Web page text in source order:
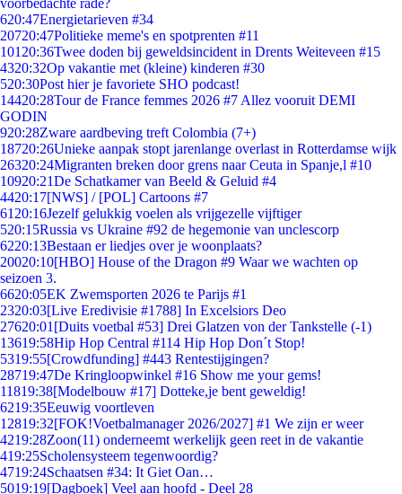
voorbedachte rade?
620:47Energietarieven #34
20720:47Politieke meme's en spotprenten #11
101 20:36Twee doden bij geweldsincident in Drents Weiteveen #15
4320:32Op vakantie met (kleine) kinderen #30
520:30Post hier je favoriete SHO podcast!
14420:28Tour de France femmes 2026 #7 Allez vooruit DEMI
GODIN
920:28Zware aardbeving treft Colombia (7+)
18720:26Unieke aanpak stopt jarenlange overlast in Rotterdamse wijk
26320:24Migranten breken door grens naar Ceuta in Spanje,l #10
10920:21De Schatkamer van Beeld & Geluid #4
4420:17[NWS] / [POL] Cartoons #7
61 20:16Jezelf gelukkig voelen als vrijgezelle vijftiger
520:15Russia vs Ukraine #92 de hegemonie van unclescorp
6220:13Bestaan er liedjes over je woonplaats?
20020:10[HBO] House of the Dragon #9 Waar we wachten op
seizoen 3.
6620:05EK Zwemsporten 2026 te Parijs #1
2320:03[Live Eredivisie #1788] In Excelsiors Deo
27620:01 [Duits voetbal #53] Drei Glatzen von der Tankstelle (-1)
13619:58Hip Hop Central #114 Hip Hop Don´t Stop!
5319:55[Crowdfunding] #443 Rentestijgingen?
28719:47De Kringloopwinkel #16 Show me your gems!
11819:38[Modelbouw #17] Dotteke,je bent geweldig!
6219:35Eeuwig voortleven
12819:32[FOK!Voetbalmanager 2026/2027] #1 We zijn er weer
4219:28Zoon(11) onderneemt werkelijk geen reet in de vakantie
419:25Scholensysteem tegenwoordig?
4719:24Schaatsen #34: It Giet Oan…
5019:19[Dagboek] Veel aan hoofd - Deel 28